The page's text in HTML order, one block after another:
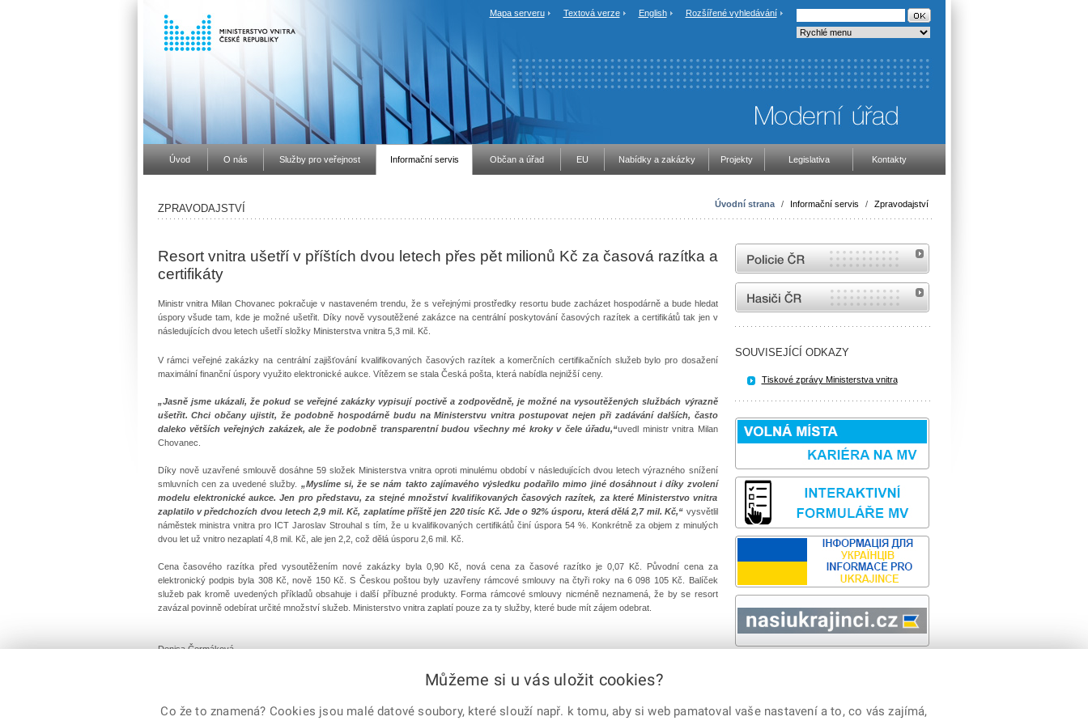
Mapa serveru Textová verze English Rozšířené vyhledávání
Úvod O nás Služby pro veřejnost Informační servis Občan a úřad EU Nabídky a zakázky Projekty Legislativa Kontakty
Úvodní strana / Informační servis / Zpravodajství
ZPRAVODAJSTVÍ
Resort vnitra ušetří v příštích dvou letech přes pět milionů Kč za časová razítka a
certifikáty
Ministr vnitra Milan Chovanec pokračuje v nastaveném trendu, že s veřejnými prostředky resortu bude zacházet hospodárně a bude hledat
úspory všude tam, kde je možné ušetřit. Díky nově vysoutěžené zakázce na centrální poskytování časových razítek a certifikátů tak jen v
následujících dvou letech ušetří složky Ministerstva vnitra 5,3 mil. Kč.
V rámci veřejné zakázky na centrální zajišťování kvalifikovaných časových razítek a komerčních certifikačních služeb bylo pro dosažení
maximální finanční úspory využito elektronické aukce. Vítězem se stala Česká pošta, která nabídla nejnižší ceny.
„Jasně jsme ukázali, že pokud se veřejné zakázky vypisují poctivě a zodpovědně, je možné na vysoutěžených službách výrazně
ušetřit. Chci občany ujistit, že podobně hospodárně budu na Ministerstvu vnitra postupovat nejen při zadávání dalších, často
daleko větších veřejných zakázek, ale že podobně transparentní budou všechny mé kroky v čele úřadu,“uvedl ministr vnitra Milan
Chovanec.
Díky nově uzavřené smlouvě dosáhne 59 složek Ministerstva vnitra oproti minulému období v následujících dvou letech výrazného snížení
smluvních cen za uvedené služby. „Myslíme si, že se nám takto zajímavého výsledku podařilo mimo jiné dosáhnout i díky zvolení
modelu elektronické aukce. Jen pro představu, za stejné množství kvalifikovaných časových razítek, za které Ministerstvo vnitra
zaplatilo v předchozích dvou letech 2,9 mil. Kč, zaplatíme příště jen 220 tisíc Kč. Jde o 92% úsporu, která dělá 2,7 mil. Kč,“ vysvětlil
náměstek ministra vnitra pro ICT Jaroslav Strouhal s tím, že u kvalifikovaných certifikátů činí úspora 54 %. Konkrétně za objem z minulých
dvou let už vnitro nezaplatí 4,8 mil. Kč, ale jen 2,2, což dělá úsporu 2,6 mil. Kč.
Cena časového razítka před vysoutěžením nové zakázky byla 0,90 Kč, nová cena za časové razítko je 0,07 Kč. Původní cena za
elektronický podpis byla 308 Kč, nově 150 Kč. S Českou poštou byly uzavřeny rámcové smlouvy na čtyři roky na 6 098 105 Kč. Balíček
služeb pak kromě uvedených příkladů obsahuje i další příbuzné produkty. Forma rámcové smlouvy nicméně neznamená, že by se resort
zavázal povinně odebírat určité množství služeb. Ministerstvo vnitra zaplatí pouze za ty služby, které bude mít zájem odebrat.
Denisa Čermáková
Corp.
internetové stránky Policie ČR
internetové stránky Hasiči ČR
SOUVISEJÍCÍ ODKAZY
Tiskové zprávy Ministerstva vnitra
Můžeme si u vás uložit cookies?
Co že to znamená? Cookies jsou malé datové soubory, které slouží např. k tomu, aby si web pamatoval vaše nastavení a to, co vás zajímá,